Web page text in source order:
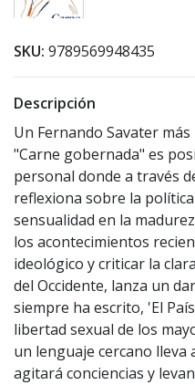
SKU: 9789569948435
Descripción
Un Fernando Savater
"Carne gobernada" es
personal donde a través
reflexiona sobre la
sensualidad en la
los acontecimientos
ideológico y criticar la
del Occidente, lanza un
siempre ha escrito, 'El
libertad sexual de los
un lenguaje cercano
agitará conciencias y